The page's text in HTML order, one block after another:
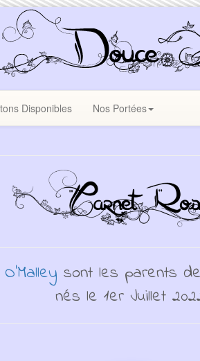
Disponibles Nos Portées
O'Malley sont les parents
nés le 1er Juillet